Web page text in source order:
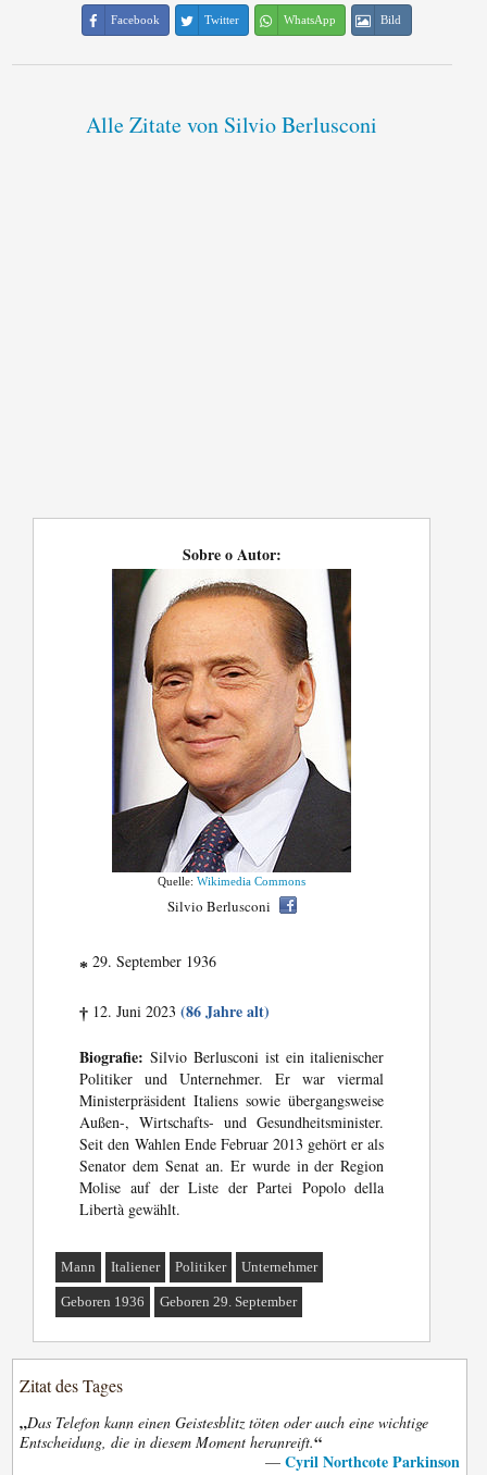
Facebook Twitter WhatsApp Bild
Alle Zitate von Silvio Berlusconi
Sobre o Autor:
Quelle:Wikimedia Commons
Silvio Berlusconi
* 29. September 1936
† 12. Juni 2023(86 Jahre alt)
Biografie: Silvio Berlusconi ist ein italienischer
Politiker und Unternehmer. Er war viermal
Ministerpräsident Italiens sowie übergangsweise
Außen-, Wirtschafts- und Gesundheitsminister.
Seit den Wahlen Ende Februar 2013 gehört er als
Senator dem Senat an. Er wurde in der Region
Molise auf der Liste der Partei Popolo della
Libertà gewählt.
Mann Italiener Politiker Unternehmer
Geboren 1936 Geboren 29. September
Zitat des Tages
„Das Telefon kann einen Geistesblitz töten oder auch eine wichtige
Entscheidung, die in diesem Moment heranreift.“
— Cyril Northcote Parkinson